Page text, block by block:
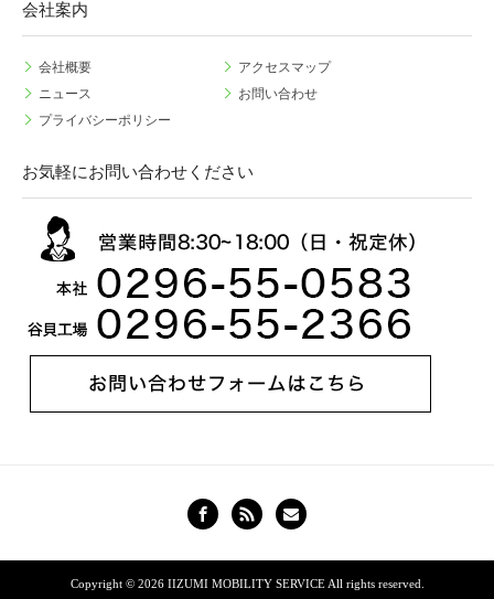
会社案内
会社概要
アクセスマップ
ニュース
お問い合わせ
プライバシーポリシー
お気軽にお問い合わせください
Copyright © 2026 IIZUMI MOBILITY SERVICEAll rights reserved.